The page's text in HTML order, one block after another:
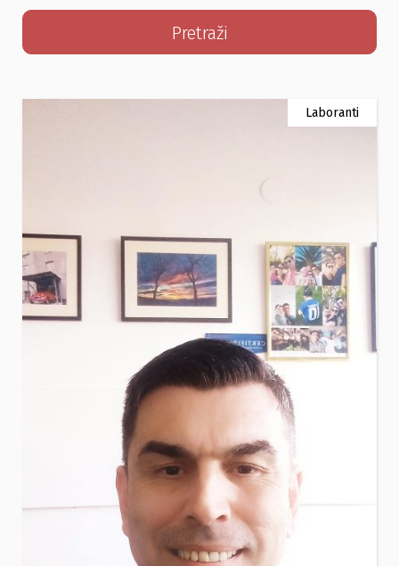
Search
Laboranti